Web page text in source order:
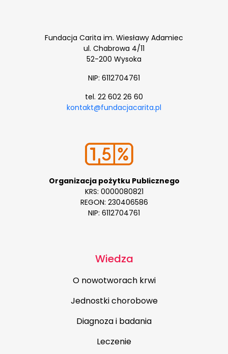
Fundacja Carita im. Wiesławy Adamiec
ul. Chabrowa 4/11
52-200 Wysoka
NIP: 6112704761
tel. 22 602 26 60
kontakt@fundacjacarita.pl
Organizacja pożytku Publicznego
KRS: 0000080821
REGON: 230406586
NIP: 6112704761
Wiedza
O nowotworach krwi
Jednostki chorobowe
Diagnoza i badania
Leczenie